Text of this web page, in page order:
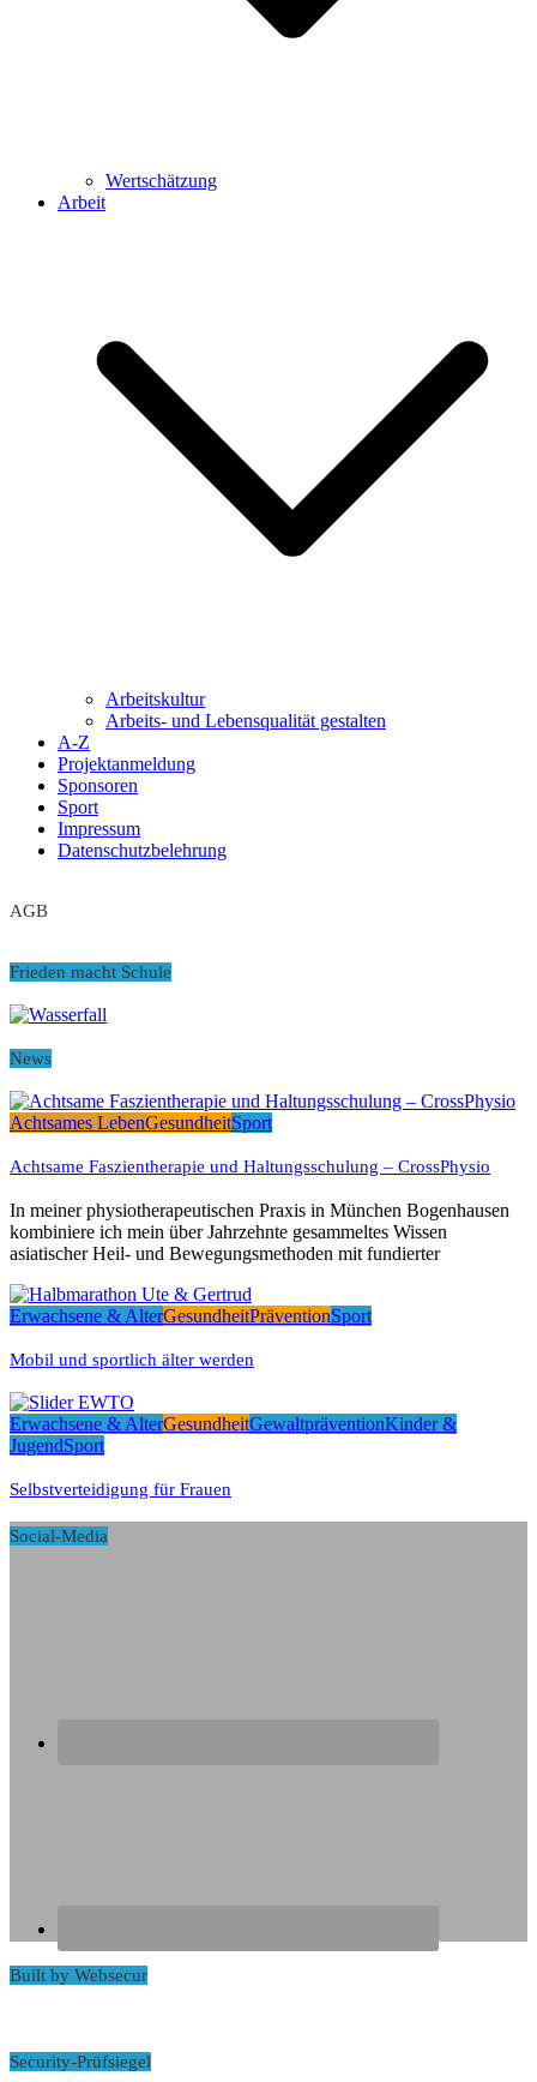
Wertschätzung
Arbeit
Arbeitskultur
Arbeits- und Lebensqualität gestalten
A-Z
Projektanmeldung
Sponsoren
Sport
Impressum
Datenschutzbelehrung
AGB
Frieden macht Schule
News
Achtsames LebenGesundheitSport
Achtsame Faszientherapie und Haltungsschulung – CrossPhysio
In meiner physiotherapeutischen Praxis in München Bogenhausen
kombiniere ich mein über Jahrzehnte gesammeltes Wissen
asiatischer Heil- und Bewegungsmethoden mit fundierter
Erwachsene & AlterGesundheitPräventionSport
Mobil und sportlich älter werden
Erwachsene & AlterGesundheitGewaltpräventionKinder &
JugendSport
Selbstverteidigung für Frauen
Social-Media
Built by Websecur
Security-Prüfsiegel